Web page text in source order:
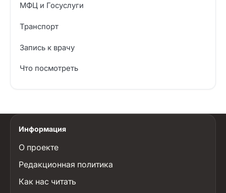
МФЦ и Госуслуги
Транспорт
Запись к врачу
Что посмотреть
Информация
О проекте
Редакционная политика
Как нас читать